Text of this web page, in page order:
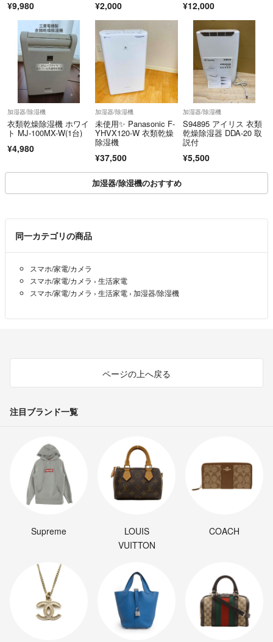
¥9,980 ¥2,000 ¥12,000
加湿器/除湿機
衣類乾燥除湿機 ホワイ
ト MJ-100MX-W(1台)
¥4,980
加湿器/除湿機
未使用✨ Panasonic F-
YHVX120-W 衣類乾燥
除湿機
¥37,500
加湿器/除湿機
S94895 アイリス 衣類
乾燥除湿器 DDA-20 取
説付
¥5,500
加湿器/除湿機のおすすめ
同一カテゴリの商品
スマホ/家電/カメラ
スマホ/家電/カメラ › 生活家電
スマホ/家電/カメラ › 生活家電 › 加湿器/除湿機
ページの上へ戻る
注目ブランド一覧
Supreme
LOUIS
VUITTON
COACH